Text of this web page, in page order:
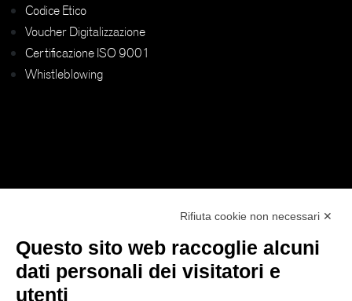
Codice Etico
Voucher Digitalizzazione
Certificazione ISO 9001
Whistleblowing
Facebook Linkedin
Rifiuta cookie non necessari ✕
Questo sito web raccoglie alcuni
dati personali dei visitatori e
utenti